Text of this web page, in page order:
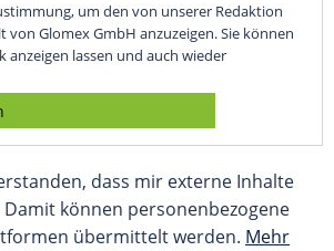
um den von unserer Redaktion
Glomex GmbH anzuzeigen. Sie können
anzeigen lassen und auch wieder
dass mir externe Inhalte
können personenbezogene
übermittelt werden. Mehr